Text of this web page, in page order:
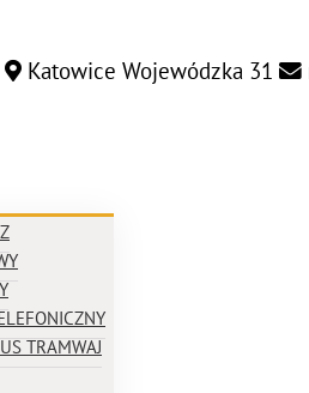
Katowice Wojewódzka 31
TRAMWAJ